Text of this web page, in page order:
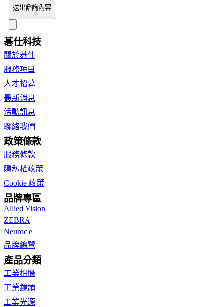
送出諮詢內容
碁仕科技
關於碁仕
服務項目
人才招募
最新消息
活動訊息
聯絡我們
政策條款
服務條款
隱私權政策
Cookie 政策
品牌專區
Allied Vision
ZEBRA
Neurocle
品牌總覽
產品分類
工業相機
工業鏡頭
工業光源